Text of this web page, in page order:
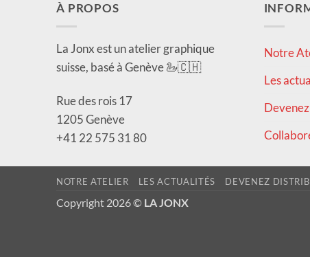
À PROPOS
La Jonx est un atelier graphique
suisse, basé à Genève 🦢🇨🇭
Rue des rois 17
1205 Genève
+41 22 575 31 80
Notre
Les
NOTRE ATELIER LES ACTUALITÉS DEVENEZ
Copyright 2026 © LA JONX